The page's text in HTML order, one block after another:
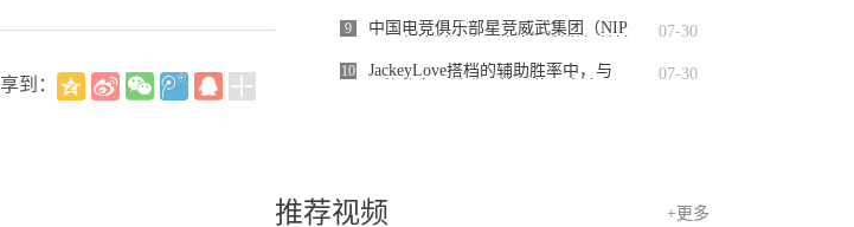
到：
9
中国电竞俱乐部星竞威武集团（NIP
仪式
07-30
10
JackeyLove搭档的辅助胜率中，与
07-30
推荐视频 +更多